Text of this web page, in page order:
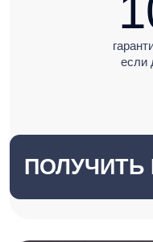
ПОЛУЧИТЬ